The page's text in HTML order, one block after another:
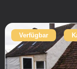
Verfügbar